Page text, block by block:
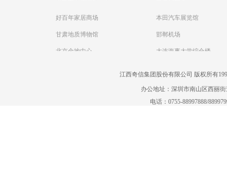
好百年家居商场
甘肃地质博物馆
北京金地中心
本田汽车展览馆
邯郸机场
大连海事大学综合楼
江西奇信集团股份有限公司 版权所有
办公地址：深圳市南山区西丽
电话：0755-88997888/